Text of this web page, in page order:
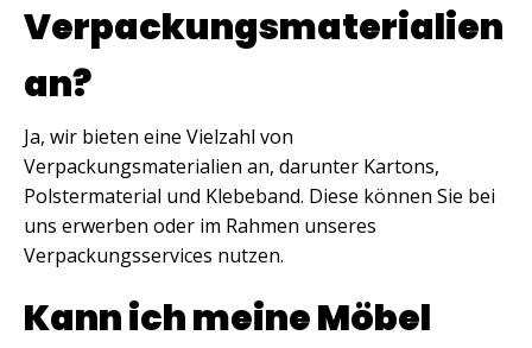
Verpackungsmaterialien
an?
Ja, wir bieten eine Vielzahl von
Verpackungsmaterialien an, darunter Kartons,
Polstermaterial und Klebeband. Diese können Sie bei
uns erwerben oder im Rahmen unseres
Verpackungsservices nutzen.
Kann ich meine Möbel